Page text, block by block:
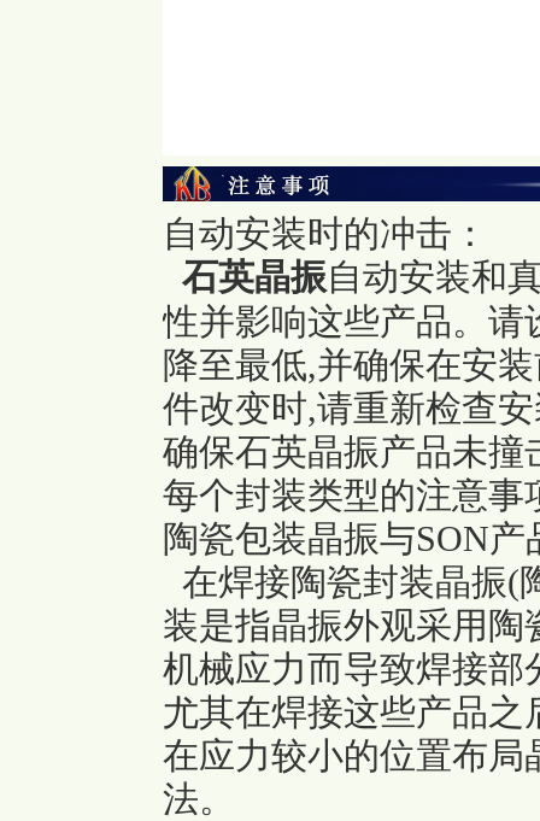
自动安装时的冲击：
石英晶振自动安装和
性并影响这些产品。
降至最低,并确保在安
件改变时,请重新检查
确保石英晶振产品未
每个封装类型的注意事
陶瓷包装晶振与SON产
在焊接陶瓷封装晶振(
装是指晶振外观采用
机械应力而导致焊接
尤其在焊接这些产品
在应力较小的位置布
法。